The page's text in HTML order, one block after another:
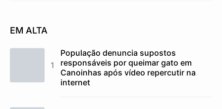
EM ALTA
População denuncia supostos
responsáveis por queimar gato em
Canoinhas após vídeo repercutir na
internet